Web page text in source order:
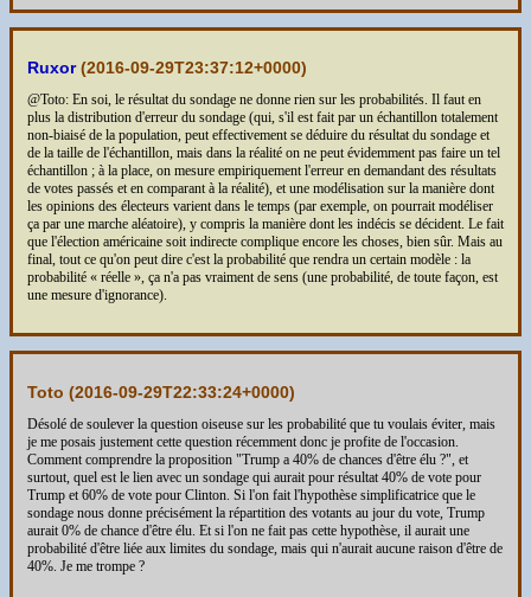
Ruxor(2016-09-29T23:37:12+0000)
@Toto: En soi, le résultat du sondage ne donne rien sur les probabilités. Il faut en
plus la distribution d'erreur du sondage (qui, s'il est fait par un échantillon totalement
non-biaisé de la population, peut effectivement se déduire du résultat du sondage et
de la taille de l'échantillon, mais dans la réalité on ne peut évidemment pas faire un tel
échantillon ; à la place, on mesure empiriquement l'erreur en demandant des résultats
de votes passés et en comparant à la réalité), et une modélisation sur la manière dont
les opinions des électeurs varient dans le temps (par exemple, on pourrait modéliser
ça par une marche aléatoire), y compris la manière dont les indécis se décident. Le fait
que l'élection américaine soit indirecte complique encore les choses, bien sûr. Mais au
final, tout ce qu'on peut dire c'est la probabilité que rendra un certain modèle : la
probabilité « réelle », ça n'a pas vraiment de sens (une probabilité, de toute façon, est
une mesure d'ignorance).
Toto (2016-09-29T22:33:24+0000)
Désolé de soulever la question oiseuse sur les probabilité que tu voulais éviter, mais
je me posais justement cette question récemment donc je profite de l'occasion.
Comment comprendre la proposition "Trump a 40% de chances d'être élu ?", et
surtout, quel est le lien avec un sondage qui aurait pour résultat 40% de vote pour
Trump et 60% de vote pour Clinton. Si l'on fait l'hypothèse simplificatrice que le
sondage nous donne précisément la répartition des votants au jour du vote, Trump
aurait 0% de chance d'être élu. Et si l'on ne fait pas cette hypothèse, il aurait une
probabilité d'être liée aux limites du sondage, mais qui n'aurait aucune raison d'être de
40%. Je me trompe ?